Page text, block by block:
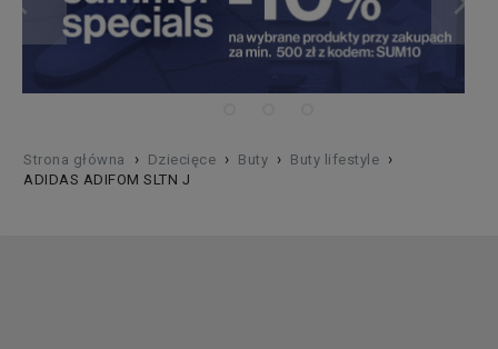
Strona główna › Dziecięce › Buty › Buty lifestyle ›
ADIDAS ADIFOM SLTN J